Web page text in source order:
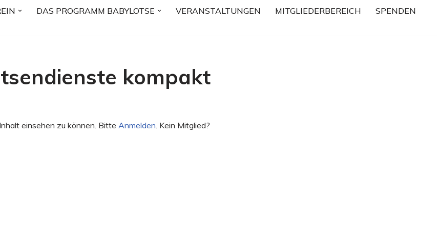
DAS PROGRAMM BABYLOTSE VERANSTALTUNGEN MITGLIEDERBEREICH
SPENDEN
kompakt
einsehen zu können. Bitte Anmelden. Kein Mitglied?